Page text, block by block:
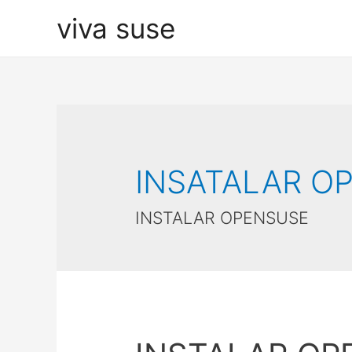
viva suse
INSATALAR
INSTALAR OPENSUSE